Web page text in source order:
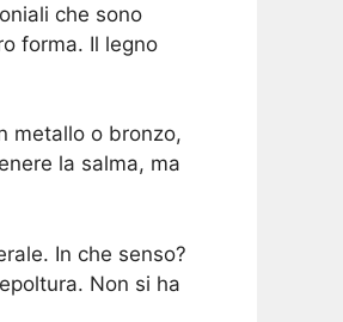
che sono
forma. Il legno
metallo o bronzo,
la salma, ma
In che senso?
Non si ha